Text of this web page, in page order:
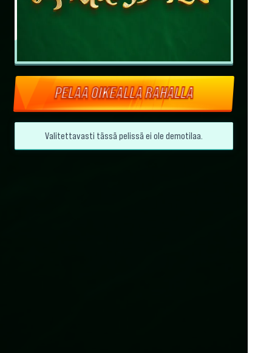
PELAA OIKEALLA RAHALLA
Valitettavasti tässä pelissä ei ole demotilaa.